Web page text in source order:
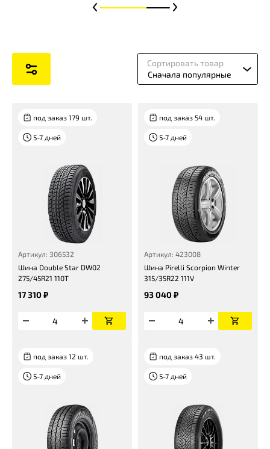
Сортировать товар
Сначала популярные
под заказ 179 шт.
5-7 дней
Артикул: 306532
Шина Double Star DW02
275/45R21 110T
17 310 ₽
под заказ 54 шт.
5-7 дней
Артикул: 423008
Шина Pirelli Scorpion Winter
315/35R22 111V
93 040 ₽
под заказ 12 шт.
5-7 дней
под заказ 43 шт.
5-7 дней